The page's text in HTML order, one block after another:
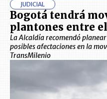
JUDICIAL
Bogotá tendrá
plantones entre
La Alcaldía recomendó
posibles afectaciones en la
TransMilenio